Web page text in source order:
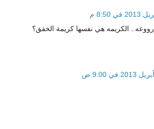
الكريمه هي نفسها كريمة الخفق؟